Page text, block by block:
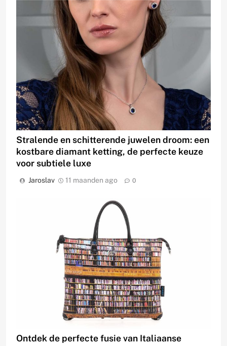
Stralende en schitterende juwelen droom: een
kostbare diamant ketting, de perfecte keuze
voor subtiele luxe
Jaroslav 11 maanden ago 0
Ontdek de perfecte fusie van Italiaanse